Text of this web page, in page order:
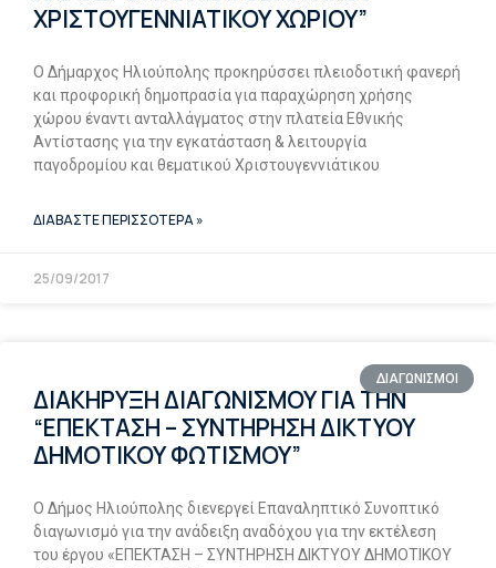
ΧΡΙΣΤΟΥΓΕΝΝΙΑΤΙΚΟΥ ΧΩΡΙΟΥ”
Ο Δήμαρχος Ηλιούπολης προκηρύσσει πλειοδοτική φανερή
και προφορική δημοπρασία για παραχώρηση χρήσης
χώρου έναντι ανταλλάγματος στην πλατεία Εθνικής
Αντίστασης για την εγκατάσταση & λειτουργία
παγοδρομίου και θεματικού Χριστουγεννιάτικου
ΔΙΑΒΑΣΤΕ ΠΕΡΙΣΣΟΤΕΡΑ »
25/09/2017
ΔΙΑΓΩΝΙΣΜΟΙ
ΔΙΑΚΗΡΥΞΗ ΔΙΑΓΩΝΙΣΜΟΥ ΓΙΑ ΤΗΝ
“ΕΠΕΚΤΑΣΗ – ΣΥΝΤΗΡΗΣΗ ΔΙΚΤΥΟΥ
ΔΗΜΟΤΙΚΟΥ ΦΩΤΙΣΜΟΥ”
Ο Δήμος Ηλιούπολης διενεργεί Επαναληπτικό Συνοπτικό
διαγωνισμό για την ανάδειξη αναδόχου για την εκτέλεση
του έργου «ΕΠΕΚΤΑΣΗ – ΣΥΝΤΗΡΗΣΗ ΔΙΚΤΥΟΥ ΔΗΜΟΤΙΚΟΥ